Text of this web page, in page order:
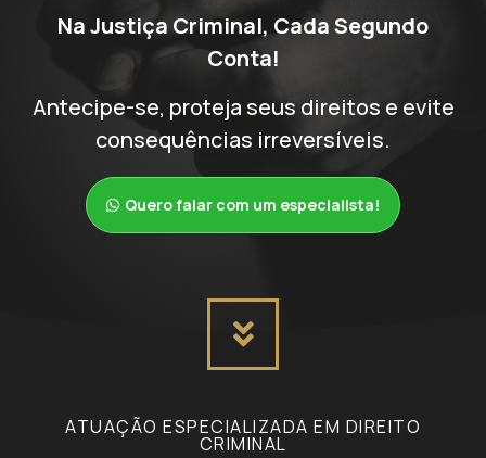
Na Justiça Criminal, Cada Segundo
Conta!
Antecipe-se, proteja seus direitos e evite
consequências irreversíveis.
Quero falar com um especialista!
ATUAÇÃO ESPECIALIZADA EM DIREITO
CRIMINAL